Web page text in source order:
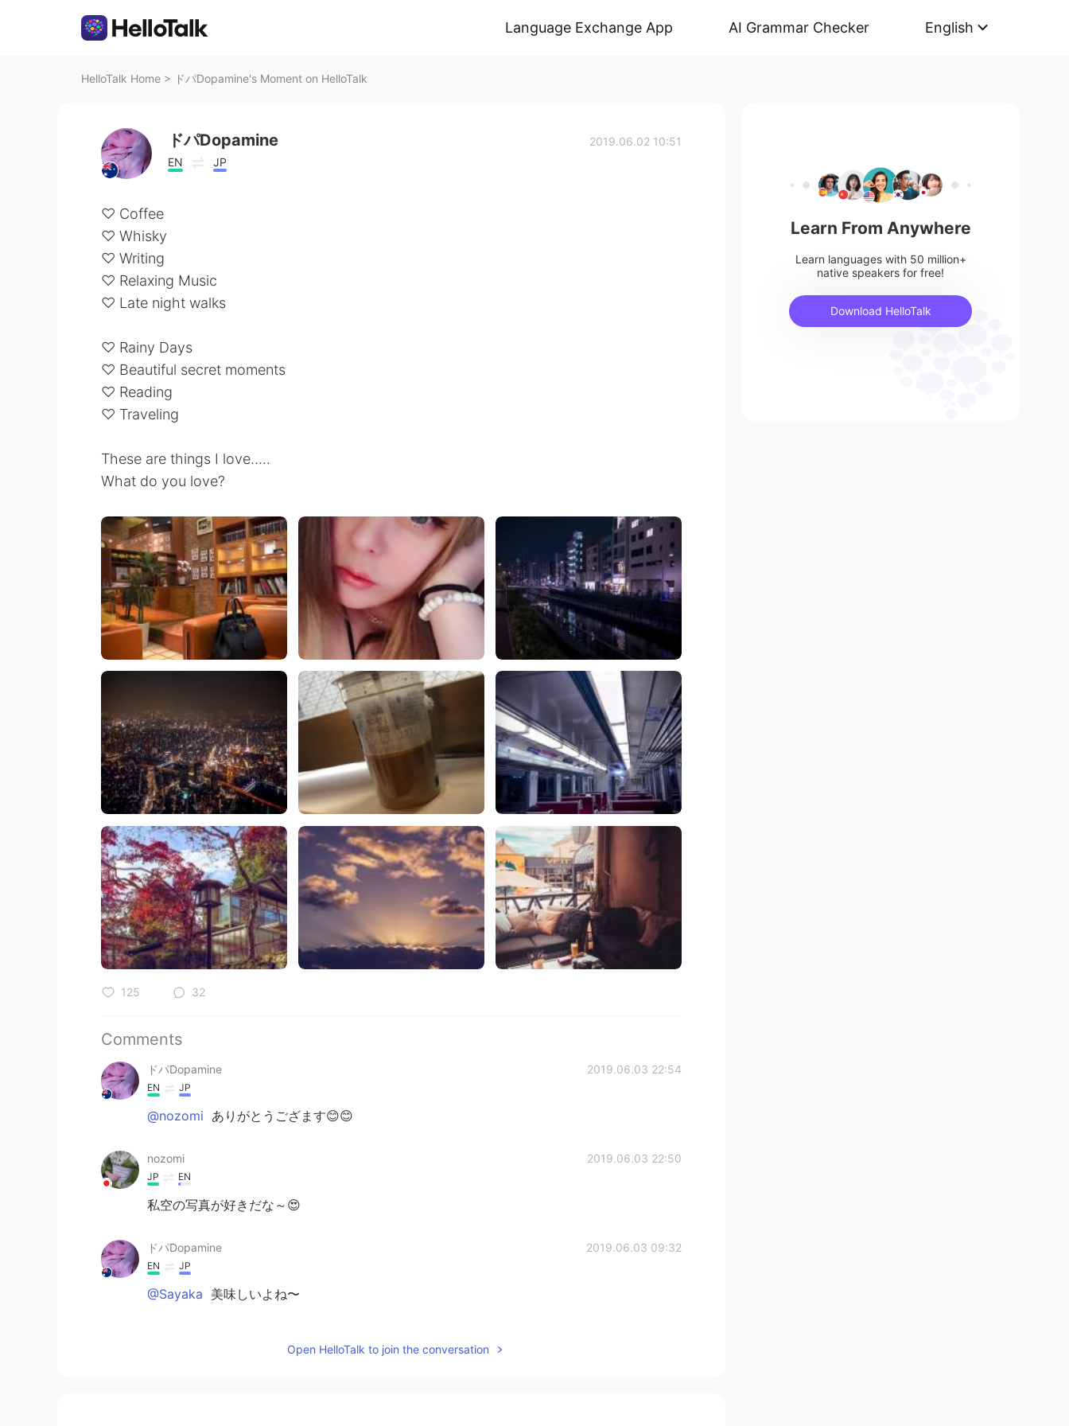
Language Exchange App AI Grammar Checker English
HelloTalk Home > ドパDopamine's Moment on HelloTalk
ドパDopamine
EN JP
2019.06.02 10:51
♡ Coffee
♡ Whisky
♡ Writing
♡ Relaxing Music
♡ Late night walks
♡ Rainy Days
♡ Beautiful secret moments
♡ Reading
♡ Traveling
These are things I love.....
What do you love?
125 32
Comments
ドパDopamine 2019.06.03 22:54
EN JP
@nozomi ありがとうござます😊😊
nozomi 2019.06.03 22:50
JP EN
私空の写真が好きだな～😍
ドパDopamine 2019.06.03 09:32
EN JP
@Sayaka 美味しいよね〜
Open HelloTalk to join the conversation
Learn From Anywhere
Learn languages with 50 million+
native speakers for free!
Download HelloTalk